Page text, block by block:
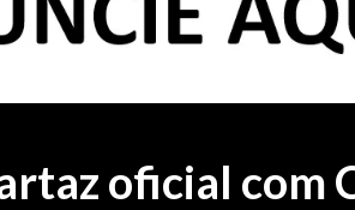
oficial com